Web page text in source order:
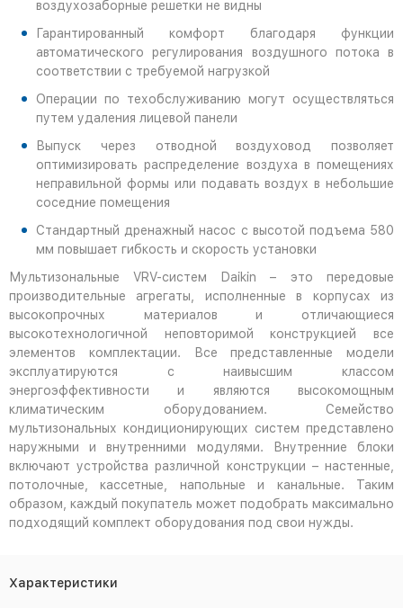
воздухозаборные решетки не видны
Гарантированный комфорт благодаря функции
автоматического регулирования воздушного потока в
соответствии с требуемой нагрузкой
Операции по техобслуживанию могут осуществляться
путем удаления лицевой панели
Выпуск через отводной воздуховод позволяет
оптимизировать распределение воздуха в помещениях
неправильной формы или подавать воздух в небольшие
соседние помещения
Стандартный дренажный насос с высотой подъема 580
мм повышает гибкость и скорость установки
Мультизональные VRV-систем Daikin – это передовые
производительные агрегаты, исполненные в корпусах из
высокопрочных материалов и отличающиеся
высокотехнологичной неповторимой конструкцией все
элементов комплектации. Все представленные модели
эксплуатируются с наивысшим классом
энергоэффективности и являются высокомощным
климатическим оборудованием. Семейство
мультизональных кондиционирующих систем представлено
наружными и внутренними модулями. Внутренние блоки
включают устройства различной конструкции – настенные,
потолочные, кассетные, напольные и канальные. Таким
образом, каждый покупатель может подобрать максимально
подходящий комплект оборудования под свои нужды.
Характеристики